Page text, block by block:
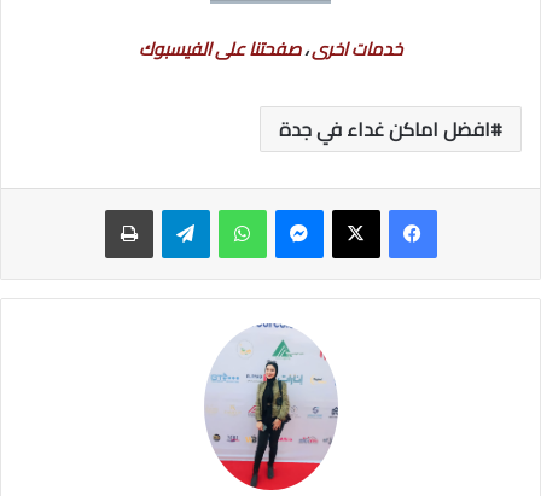
خدمات اخرى،صفحتنا على الفيسبوك
افضل اماكن غداء في جدة
ماسنجر واتساب تيلقرام طباعة